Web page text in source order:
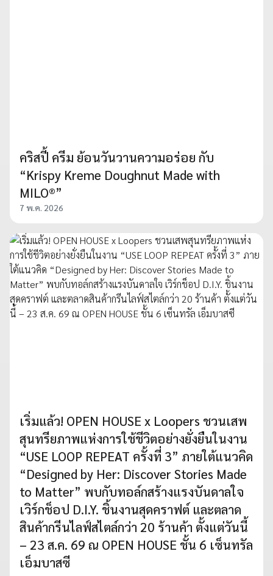
คริสปี้ ครีม ย้อนวันวานความอร่อย กับ
“Krispy Kreme Doughnut Made with
MILO®”
7 พ.ค. 2026
เริ่มแล้ว! OPEN HOUSE x Loopers ชวนเสพ
สุนทรียภาพแห่งการใช้ชีวิตอย่างยั่งยืนในงาน
“USE LOOP REPEAT ครั้งที่ 3” ภายใต้แนวคิด
“Designed by Her: Discover Stories Made
to Matter” พบกับทอล์กสร้างแรงบันดาลใจ
เวิร์กช็อป D.I.Y. ชิ้นงานสุดคราฟต์ และตลาด
สินค้ากรีนไลฟ์สไตล์กว่า 20 ร้านค้า ตั้งแต่วันนี้
– 23 ส.ค. 69 ณ OPEN HOUSE ชั้น 6 เซ็นทรัล
เอ็มบาสซี